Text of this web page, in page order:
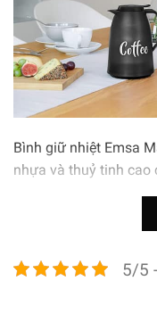
Bình giữ nhiệt Emsa
nhựa và thuỷ tinh cao
bằng thuỷ tinh giúp
hơn. Để giữ an toàn
tuổi thọ cho bình giữ
chất liệu an toàn và
5/5